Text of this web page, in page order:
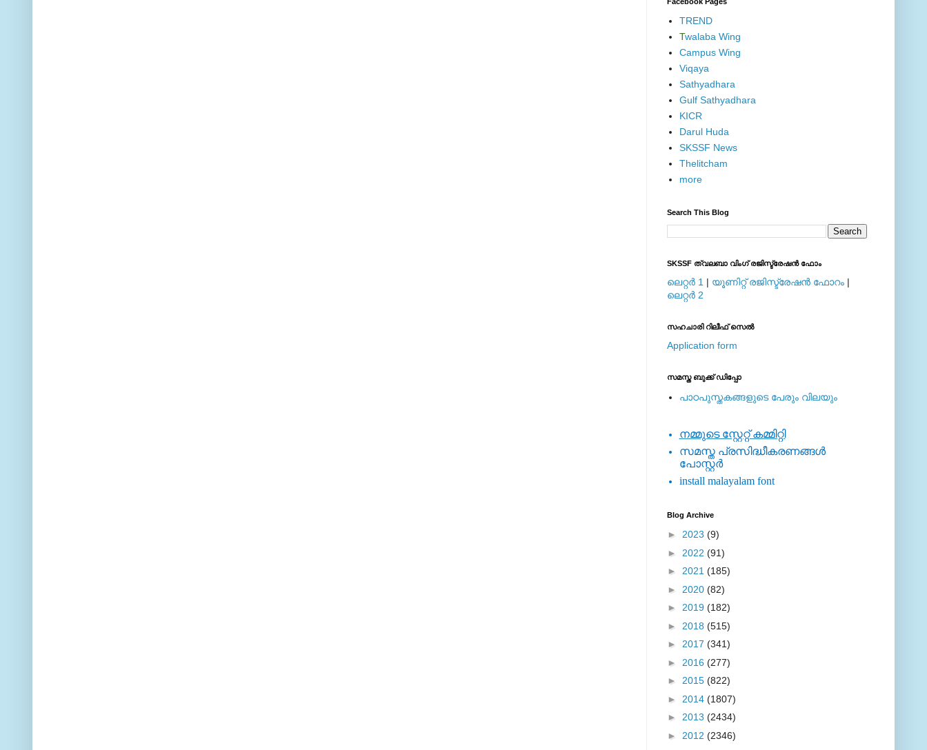
TREND
Twalaba Wing
Campus Wing
Viqaya
Sathyadhara
Gulf Sathyadhara
KICR
Darul Huda
SKSSF News
Thelitcham
more
Search This Blog
SKSSF ത്വലബാ വിംഗ് രജിസ്ട്രേഷന്‍ ഫോം
ലെറ്റര്‍ 1 | യൂണിറ്റ് രജിസ്ട്രേഷന്‍ ഫോറം |
ലെറ്റര്‍ 2
സഹചാരി റിലീഫ് സെല്‍
Application form
സമസ്ത ബുക്ക് ഡിപ്പോ
പാഠപുസ്തകങ്ങളുടെ പേരും വിലയും
നമ്മുടെ സ്റ്റേറ്റ് കമ്മിറ്റി
സമസ്ത പ്രസിദ്ധീകരണങ്ങള്‍
പോസ്റ്റര്‍
install malayalam font
Blog Archive
► 2023 (9)
► 2022 (91)
► 2021 (185)
► 2020 (82)
► 2019 (182)
► 2018 (515)
► 2017 (341)
► 2016 (277)
► 2015 (822)
► 2014 (1807)
► 2013 (2434)
► 2012 (2346)